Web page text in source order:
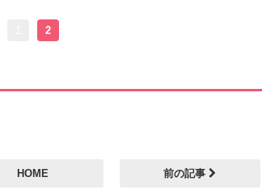
2
HOME 前の記事